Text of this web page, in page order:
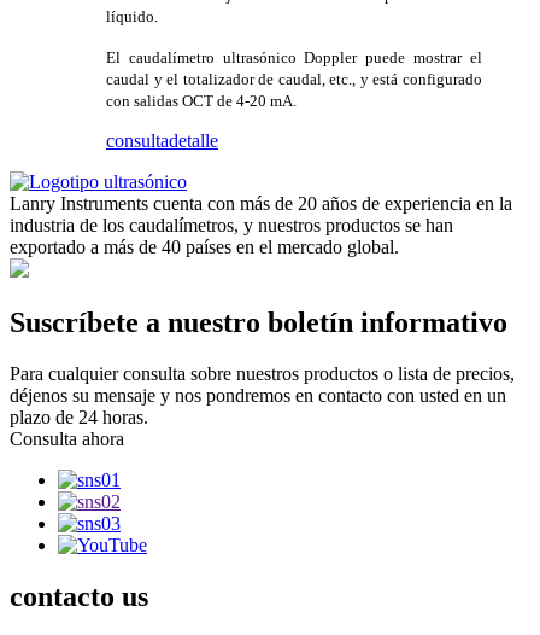
líquido.
El caudalímetro ultrasónico Doppler puede mostrar el
caudal y el totalizador de caudal, etc., y está configurado
con salidas OCT de 4-20 mA.
consultadetalle
Lanry Instruments cuenta con más de 20 años de experiencia en la
industria de los caudalímetros, y nuestros productos se han
exportado a más de 40 países en el mercado global.
Suscríbete a nuestro boletín informativo
Para cualquier consulta sobre nuestros productos o lista de precios,
déjenos su mensaje y nos pondremos en contacto con usted en un
plazo de 24 horas.
Consulta ahora
contacto us